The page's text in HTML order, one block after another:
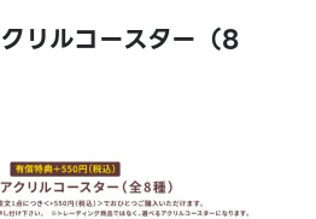
リルコースター（8